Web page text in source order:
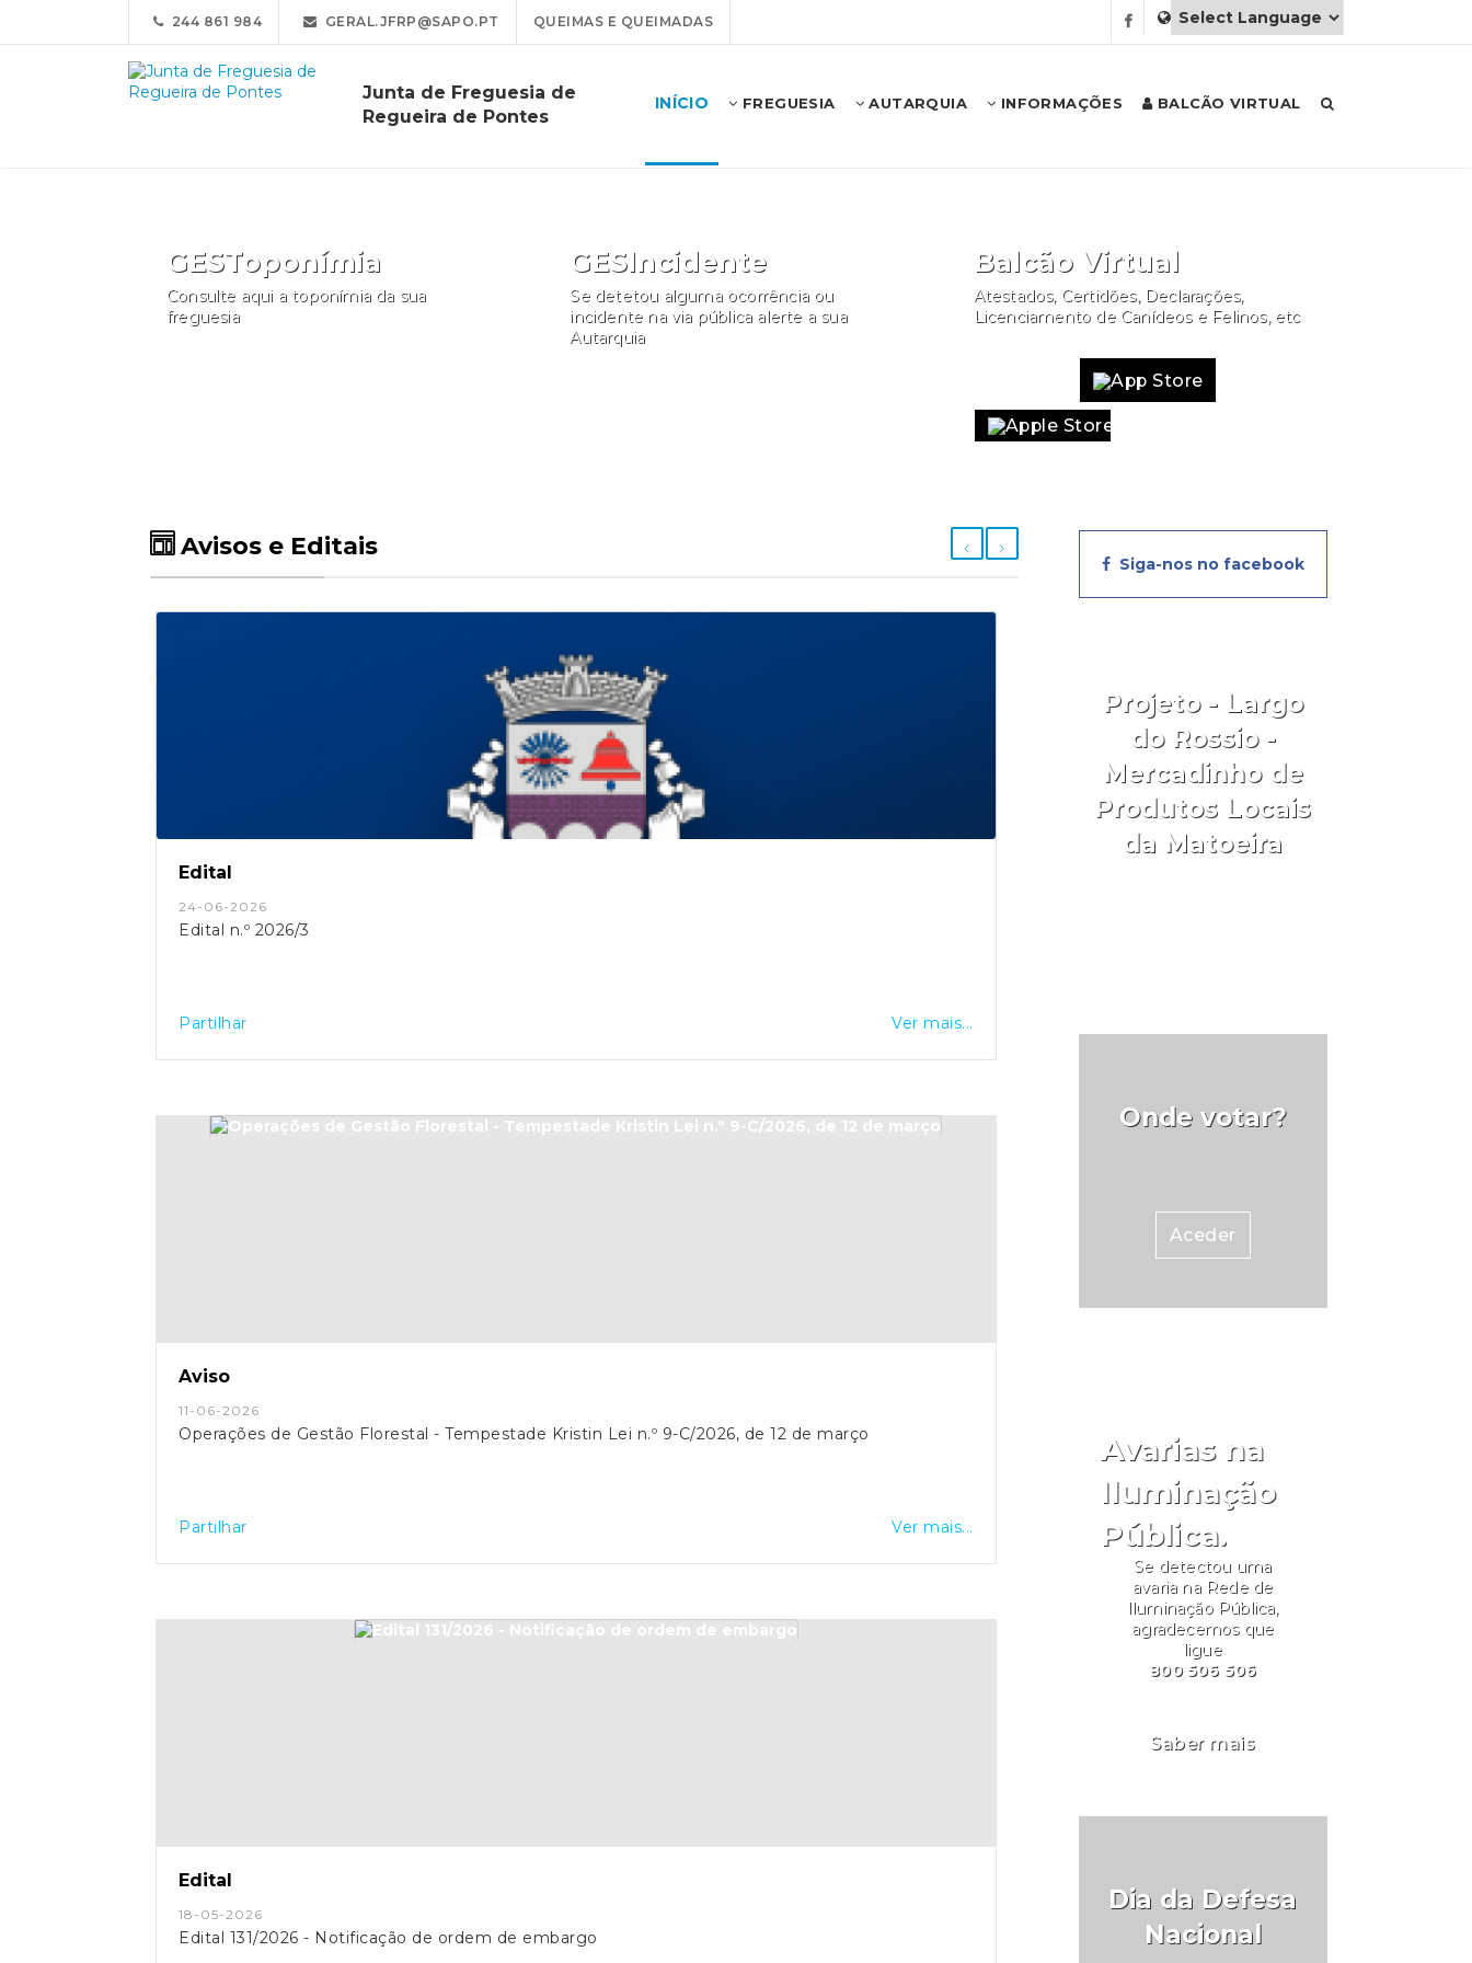
244 861 984 GERAL.JFRP@SAPO.PT QUEIMAS E QUEIMADAS
Junta de Freguesia de
Regueira de Pontes
INÍCIO FREGUESIA AUTARQUIA INFORMAÇÕES BALCÃO VIRTUAL
GESToponímia
Consulte aqui a toponímia da sua
freguesia
GESIncidente
Se detetou alguma ocorrência ou
incidente na via pública alerte a sua
Autarquia
Balcão Virtual
Atestados, Certidões, Declarações,
Licenciamento de Canídeos e Felinos, etc
Avisos e Editais
Edital
24-06-2026
Edital n.º 2026/3
Partilhar Ver mais...
Aviso
11-06-2026
Operações de Gestão Florestal - Tempestade Kristin Lei n.º 9-C/2026, de 12 de março
Partilhar Ver mais...
Edital
18-05-2026
Edital 131/2026 - Notificação de ordem de embargo
Siga-nos no facebook
Projeto - Largo
do Rossio -
Mercadinho de
Produtos Locais
da Matoeira
Onde votar?
Aceder
Avarias na
Iluminação
Pública.
Se detectou uma
avaria na Rede de
Iluminação Pública,
agradecemos que
ligue
800 506 506
Saber mais
Dia da Defesa
Nacional